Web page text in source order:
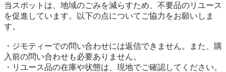
当スポットは、地域のごみを減らすため、不要品のリユース
を促進しています。以下の点についてご協力をお願いしま
す。
・ジモティーでの問い合わせには返信できません。また、購
入前の問い合わせも必要ありません。
・リユース品の在庫や状態は、現地でご確認してください。